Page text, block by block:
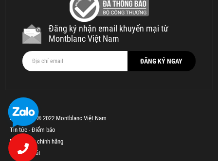
Đăng ký nhận email khuyến mại từ
Montblanc Việt Nam
Bản quyền © 2022 Montblanc Việt Nam
Tin tức - Điểm báo
Bút Parker chính hãng
Thế Giới Bút